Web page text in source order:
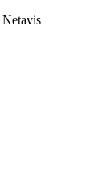
Netavis